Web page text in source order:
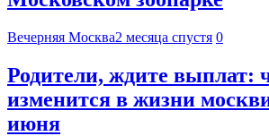
Вечерняя Москва2 месяца спустя 0
Родители, ждите выплат:
изменится в жизни
июня